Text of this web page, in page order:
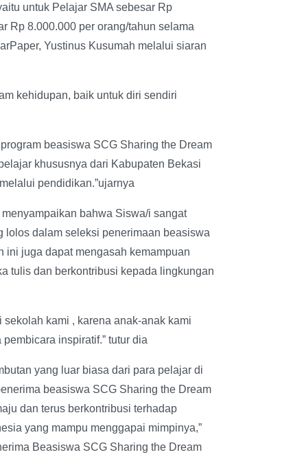
untuk Pelajar SMA sebesar Rp
Rp 8.000.000 per orang/tahun selama
Yustinus Kusumah melalui siaran
kehidupan, baik untuk diri sendiri
beasiswa SCG Sharing the Dream
khususnya dari Kabupaten Bekasi
pendidikan.”ujarnya
bahwa Siswa/i sangat
lolos dalam seleksi penerimaan beasiswa
ini juga dapat mengasah kemampuan
tulis dan berkontribusi kepada lingkungan
kami , karena anak-anak kami
inspiratif.” tutur dia
yang luar biasa dari para pelajar di
beasiswa SCG Sharing the Dream
dan terus berkontribusi terhadap
yang mampu menggapai mimpinya,”
Beasiswa SCG Sharing the Dream